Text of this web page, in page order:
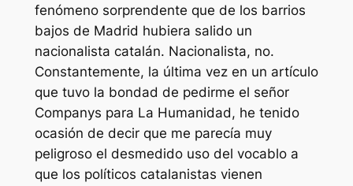
fenómeno sorprendente que de los barrios
bajos de Madrid hubiera salido un
nacionalista catalán. Nacionalista, no.
Constantemente, la última vez en un artículo
que tuvo la bondad de pedirme el señor
Companys para La Humanidad, he tenido
ocasión de decir que me parecía muy
peligroso el desmedido uso del vocablo a
que los políticos catalanistas vienen